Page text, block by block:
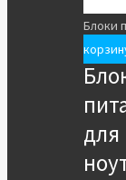
Блоки
для